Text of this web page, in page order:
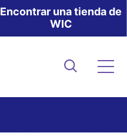
Encontrar una tienda de
WIC